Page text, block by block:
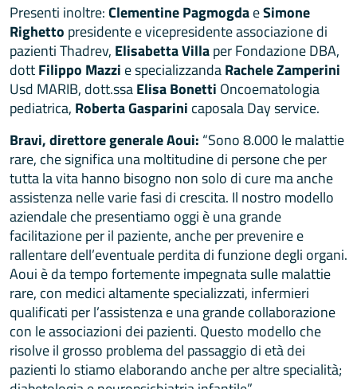
Presenti inoltre:Clementine PagmogdaeSimone
Righetto presidente e vicepresidente associazione di
pazienti Thadrev, Elisabetta Villaper Fondazione DBA,
dottFilippo Mazzi e specializzandaRachele Zamperini
Usd MARIB, dott.ssaElisa Bonetti Oncoematologia
pediatrica, Roberta Gasparini caposala Day service.
Bravi, direttore generale Aoui: “Sono 8.000 le malattie
rare, che significa una moltitudine di persone che per
tutta la vita hanno bisogno non solo di cure ma anche
assistenza nelle varie fasi di crescita. Il nostro modello
aziendale che presentiamo oggi è una grande
facilitazione per il paziente, anche per prevenire e
rallentare dell’eventuale perdita di funzione degli organi.
Aoui è da tempo fortemente impegnata sulle malattie
rare, con medici altamente specializzati, infermieri
qualificati per l’assistenza e una grande collaborazione
con le associazioni dei pazienti. Questo modello che
risolve il grosso problema del passaggio di età dei
pazienti lo stiamo elaborando anche per altre specialità;